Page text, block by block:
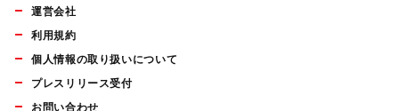
運営会社
利用規約
個人情報の取り扱いについて
プレスリリース受付
お問い合わせ